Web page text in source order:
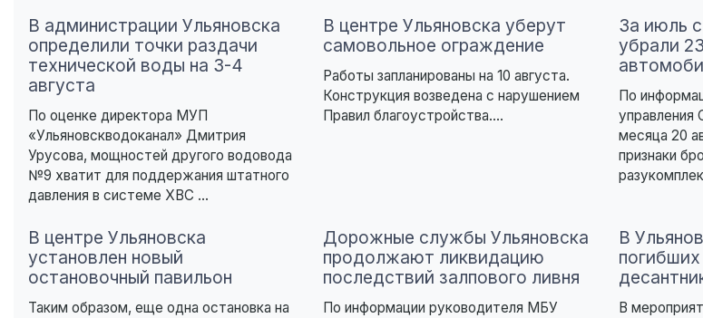
В администрации Ульяновска
определили точки раздачи
технической воды на 3-4
августа
По оценке директора МУП
«Ульяновскводоканал» Дмитрия
Урусова, мощностей другого водовода
№9 хватит для поддержания штатного
давления в системе ХВС ...
В центре Ульяновска уберут
самовольное ограждение
Работы запланированы на 10 августа.
Конструкция возведена с нарушением
Правил благоустройства....
За июль
убрали
По
управления
месяца 20
признаки
В центре Ульяновска
установлен новый
остановочный павильон
Таким образом, еще одна остановка на
Дорожные службы Ульяновска
продолжают ликвидацию
последствий залпового ливня
По информации руководителя МБУ
В
В